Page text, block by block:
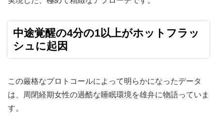
中途覚醒の4分の1以上がホットフラッ
シュに起因
この厳格なプロトコールによって明らかになったデータ
は、周閉経期女性の過酷な睡眠環境を雄弁に物語っていま
す。